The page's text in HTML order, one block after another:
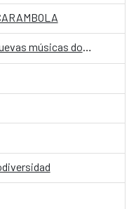
Oportunidades y desafíos para nuevas músicas dominicanas